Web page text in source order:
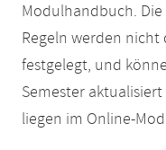
Modulhandbuch.
Regeln werden
festgelegt, und
Semester
liegen im Online-